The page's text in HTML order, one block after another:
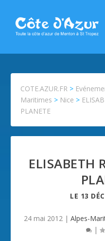
COTE.AZUR.FR >
Maritimes > Nice >
PLANETE
ELISABETH
LE 13
24 mai 2012 | Alpes-
|